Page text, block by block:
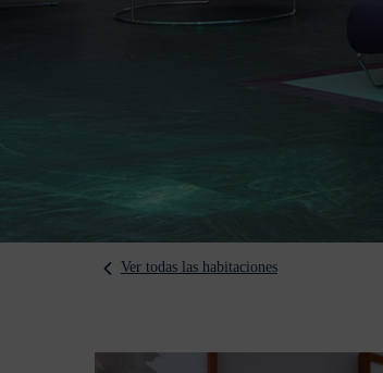
Ver todas las habitaciones